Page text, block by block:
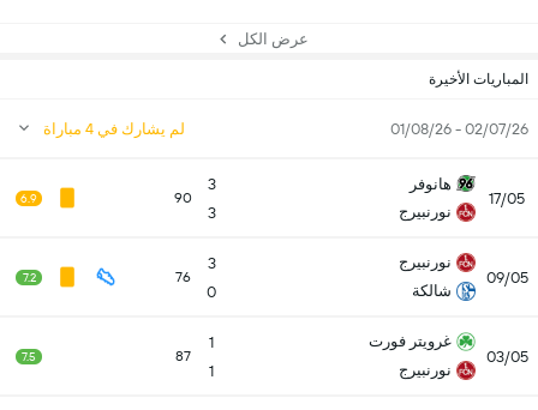
عرض الكل
المباريات الأخيرة
02/07/26 - 01/08/26 لم يشارك في 4 مباراة
17/05
هانوفر
نورنبيرج
3
3
90
6.9
09/05
نورنبيرج
شالكة
3
0
76
7.2
03/05
غرويتر فورت
نورنبيرج
1
1
87
7.5